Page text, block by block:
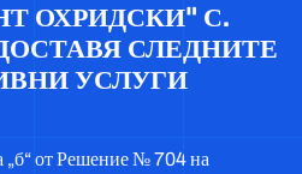
ОХРИДСКИ" С.
СЛЕДНИТЕ
УСЛУГИ
„б“ от Решение № 704 на